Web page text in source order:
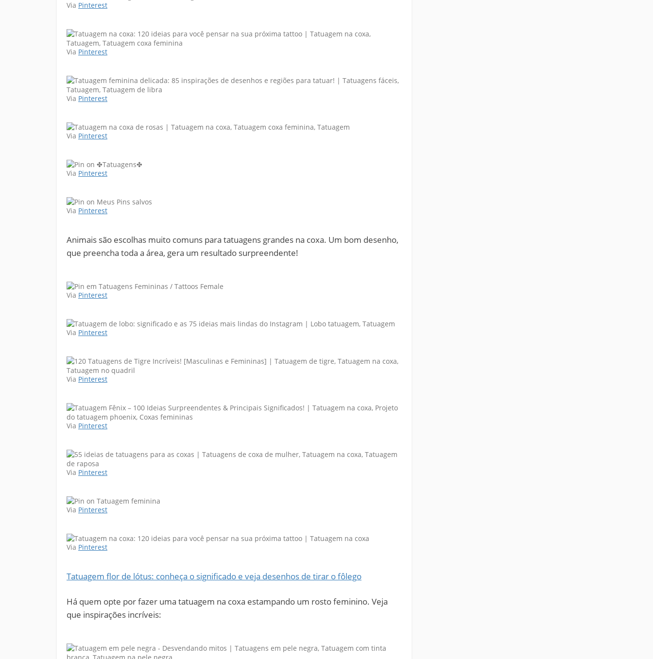
Via Pinterest
Via Pinterest
Via Pinterest
Via Pinterest
Via Pinterest
Via Pinterest
Animais são escolhas muito comuns para tatuagens grandes na coxa. Um bom desenho,
que preencha toda a área, gera um resultado surpreendente!
Via Pinterest
Via Pinterest
Via Pinterest
Via Pinterest
Via Pinterest
Via Pinterest
Via Pinterest
Tatuagem flor de lótus: conheça o significado e veja desenhos de tirar o fôlego
Há quem opte por fazer uma tatuagem na coxa estampando um rosto feminino. Veja
que inspirações incríveis: